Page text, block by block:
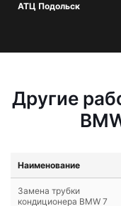
АТЦ Подольск
Другие
Наименование
Замена трубки
кондиционера BMW 7